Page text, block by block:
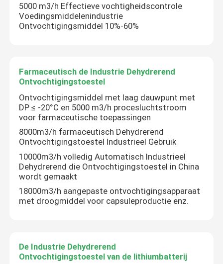
5000 m3/h Effectieve vochtigheidscontrole
Voedingsmiddelenindustrie
Ontvochtigingsmiddel 10%-60%
Farmaceutisch de Industrie Dehydrerend
Ontvochtigingstoestel
Ontvochtigingsmiddel met laag dauwpunt met
DP ≤ -20°C en 5000 m3/h procesluchtstroom
voor farmaceutische toepassingen
8000m3/h farmaceutisch Dehydrerend
Ontvochtigingstoestel Industrieel Gebruik
10000m3/h volledig Automatisch Industrieel
Dehydrerend die Ontvochtigingstoestel in China
wordt gemaakt
18000m3/h aangepaste ontvochtigingsapparaat
met droogmiddel voor capsuleproductie enz.
De Industrie Dehydrerend
Ontvochtigingstoestel van de lithiumbatterij